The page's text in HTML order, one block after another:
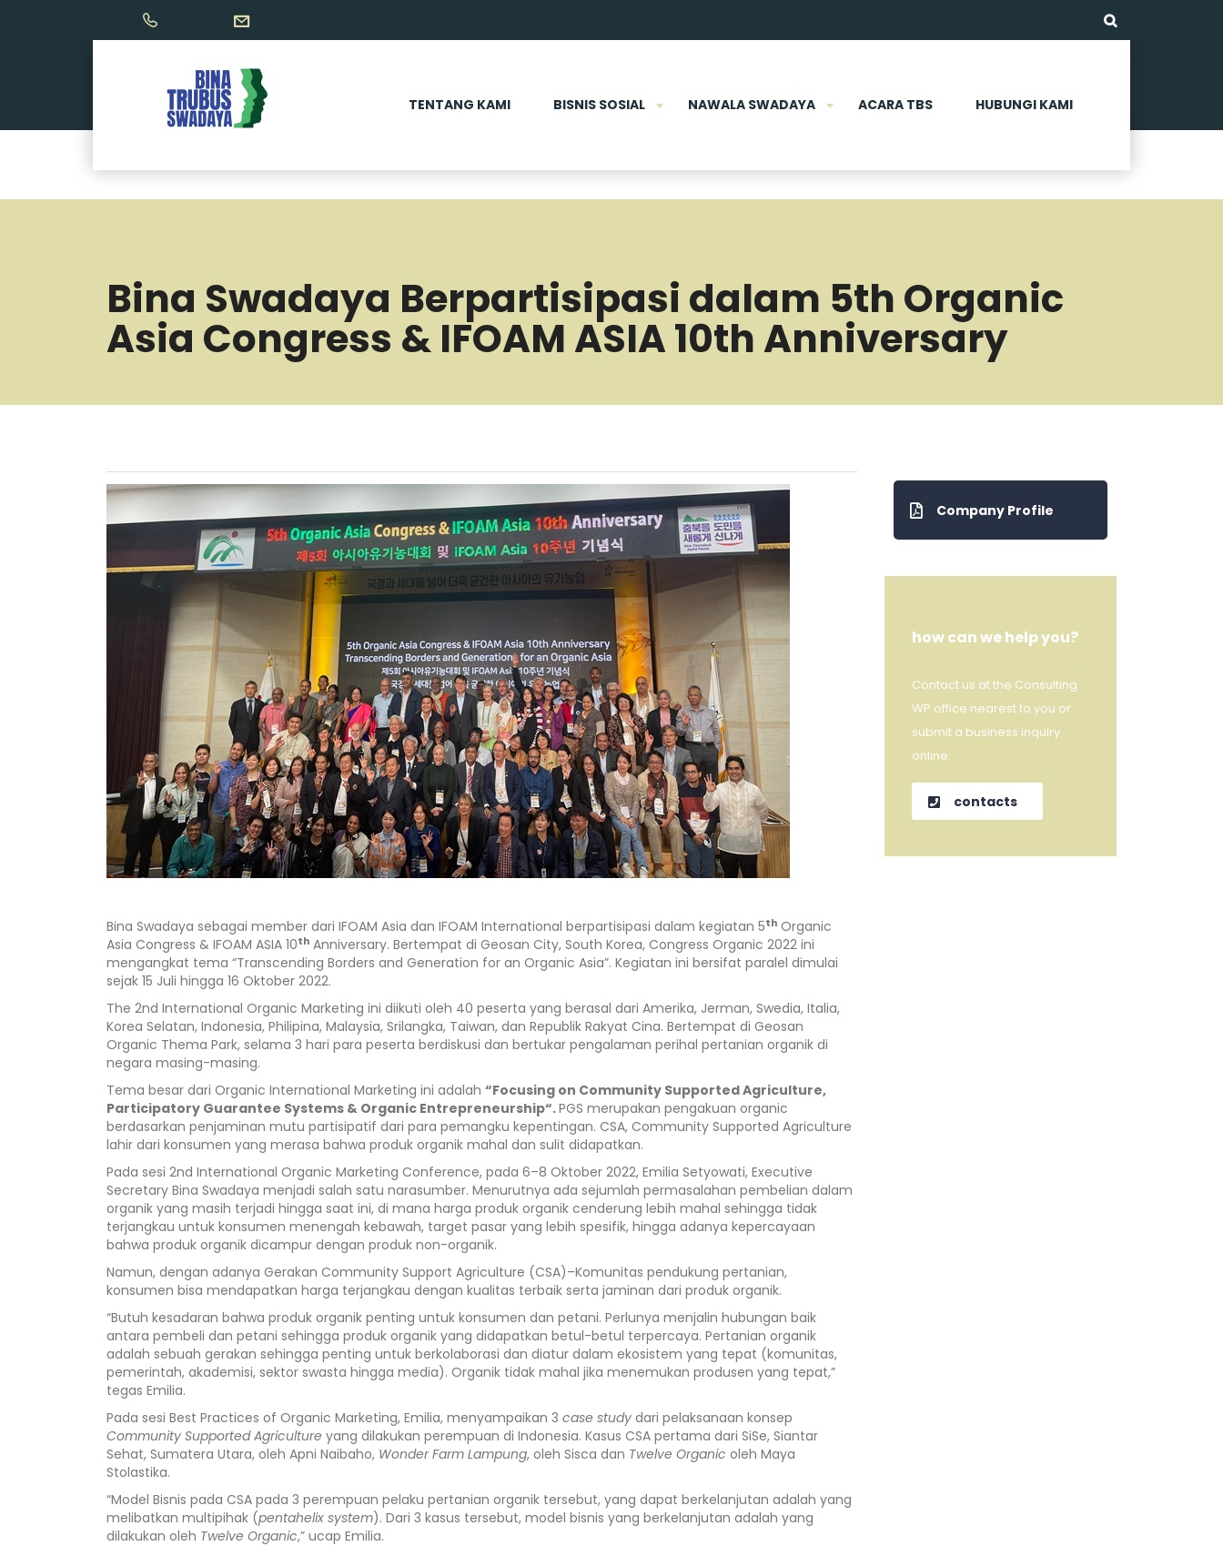
TENTANG KAMI BISNIS SOSIAL NAWALA SWADAYA ACARA TBS HUBUNGI KAMI
Bina Swadaya Berpartisipasi dalam 5th Organic
Asia Congress & IFOAM ASIA 10th Anniversary
Bina Swadaya sebagai member dari IFOAM Asia dan IFOAM International berpartisipasi dalam kegiatan 5th Organic
Asia Congress & IFOAM ASIA 10th Anniversary. Bertempat di Geosan City, South Korea, Congress Organic 2022 ini
mengangkat tema “Transcending Borders and Generation for an Organic Asia”. Kegiatan ini bersifat paralel dimulai
sejak 15 Juli hingga 16 Oktober 2022.
The 2nd International Organic Marketing ini diikuti oleh 40 peserta yang berasal dari Amerika, Jerman, Swedia, Italia,
Korea Selatan, Indonesia, Philipina, Malaysia, Srilangka, Taiwan, dan Republik Rakyat Cina. Bertempat di Geosan
Organic Thema Park, selama 3 hari para peserta berdiskusi dan bertukar pengalaman perihal pertanian organik di
negara masing-masing.
Tema besar dari Organic International Marketing ini adalah “Focusing on Community Supported Agriculture,
Participatory Guarantee Systems & Organic Entrepreneurship“.PGS merupakan pengakuan organic
berdasarkan penjaminan mutu partisipatif dari para pemangku kepentingan. CSA, Community Supported Agriculture
lahir dari konsumen yang merasa bahwa produk organik mahal dan sulit didapatkan.
Pada sesi 2nd International Organic Marketing Conference, pada 6–8 Oktober 2022, Emilia Setyowati, Executive
Secretary Bina Swadaya menjadi salah satu narasumber. Menurutnya ada sejumlah permasalahan pembelian dalam
organik yang masih terjadi hingga saat ini, di mana harga produk organik cenderung lebih mahal sehingga tidak
terjangkau untuk konsumen menengah kebawah, target pasar yang lebih spesifik, hingga adanya kepercayaan
bahwa produk organik dicampur dengan produk non-organik.
Namun, dengan adanya Gerakan Community Support Agriculture (CSA)–Komunitas pendukung pertanian,
konsumen bisa mendapatkan harga terjangkau dengan kualitas terbaik serta jaminan dari produk organik.
“Butuh kesadaran bahwa produk organik penting untuk konsumen dan petani. Perlunya menjalin hubungan baik
antara pembeli dan petani sehingga produk organik yang didapatkan betul-betul terpercaya. Pertanian organik
adalah sebuah gerakan sehingga penting untuk berkolaborasi dan diatur dalam ekosistem yang tepat (komunitas,
pemerintah, akademisi, sektor swasta hingga media). Organik tidak mahal jika menemukan produsen yang tepat,”
tegas Emilia.
Pada sesi Best Practices of Organic Marketing, Emilia, menyampaikan 3 case study dari pelaksanaan konsep
Community Supported Agriculture yang dilakukan perempuan di Indonesia. Kasus CSA pertama dari SiSe, Siantar
Sehat, Sumatera Utara, oleh Apni Naibaho, Wonder Farm Lampung, oleh Sisca dan Twelve Organic oleh Maya
Stolastika.
“Model Bisnis pada CSA pada 3 perempuan pelaku pertanian organik tersebut, yang dapat berkelanjutan adalah yang
melibatkan multipihak (pentahelix system). Dari 3 kasus tersebut, model bisnis yang berkelanjutan adalah yang
dilakukan oleh Twelve Organic,” ucap Emilia.
Company Profile
how can we help you?
Contact us at the Consulting
WP office nearest to you or
submit a business inquiry
online.
contacts